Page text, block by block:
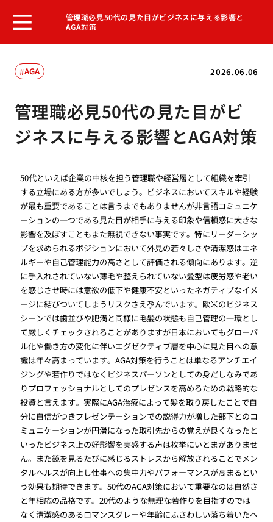
管理職必見50代の見た目がビジネスに与える影響と
AGA対策
2026.06.06
AGA
管理職必見50代の見た目がビ
ジネスに与える影響とAGA対策
50代といえば企業の中核を担う管理職や経営層として組織を牽引
する立場にある方が多いでしょう。ビジネスにおいてスキルや経験
が最も重要であることは言うまでもありませんが非言語コミュニケ
ーションの一つである見た目が相手に与える印象や信頼感に大きな
影響を及ぼすこともまた無視できない事実です。特にリーダーシッ
プを求められるポジションにおいて外見の若々しさや清潔感はエネ
ルギーや自己管理能力の高さとして評価される傾向にあります。逆
に手入れされていない薄毛や整えられていない髪型は疲労感や老い
を感じさせ時には意欲の低下や健康不安といったネガティブなイメ
ージに結びついてしまうリスクさえ孕んでいます。欧米のビジネス
シーンでは歯並びや肥満と同様に毛髪の状態も自己管理の一環とし
て厳しくチェックされることがありますが日本においてもグローバ
ル化や働き方の変化に伴いエグゼクティブ層を中心に見た目への意
識は年々高まっています。AGA対策を行うことは単なるアンチエイ
ジングや若作りではなくビジネスパーソンとしての身だしなみであ
りプロフェッショナルとしてのプレゼンスを高めるための戦略的な
投資と言えます。実際にAGA治療によって髪を取り戻したことで自
分に自信がつきプレゼンテーションでの説得力が増した部下とのコ
ミュニケーションが円滑になった取引先からの覚えが良くなったと
いったビジネス上の好影響を実感する声は枚挙にいとまがありませ
ん。また鏡を見るたびに感じるストレスから解放されることでメン
タルヘルスが向上し仕事への集中力やパフォーマンスが高まるとい
う効果も期待できます。50代のAGA対策において重要なのは自然さ
と年相応の品格です。20代のような無理な若作りを目指すのでは
なく清潔感のあるロマンスグレーや年齢にふさわしい落ち着いたヘ